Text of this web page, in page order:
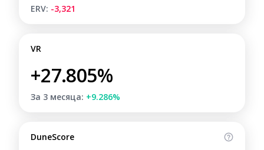
ERV: -3,321
VR
+27.805%
За 3 месяца: +9.286%
DuneScore